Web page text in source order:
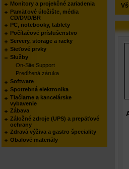
Monitory a projekčné zariadenia
Pamäťové úložište, média
CD/DVD/BR
PC, notebooky, tablety
Počítačové príslušenstvo
Servery, storage a racky
Sieťové prvky
Služby
On-Site Support
Predĺžená záruka
Software
Spotrebná elektronika
Tlačiarne a kancelárske
vybavenie
Zábava
Záložné zdroje (UPS) a prepäťové
ochrany
Zdravá výživa a gastro špeciality
Obalové materiály